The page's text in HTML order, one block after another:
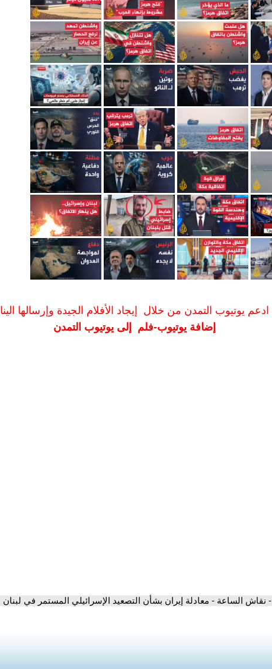
ادعم يوتيوب التمدن من خلال إيجاد الأفلام الجيدة وإرسالها الينا
إضافة يوتيوب-فلم إلى يوتيوب التمدن
- نقاش الساعة - معادلة إيران بشأن التصعيد الإسرائيلي المستمر في لبنان